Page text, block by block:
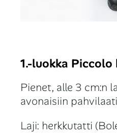
1.-luokka
Pienet, alle 3 cm:n
avonaisiin
Laji: herkkutatti